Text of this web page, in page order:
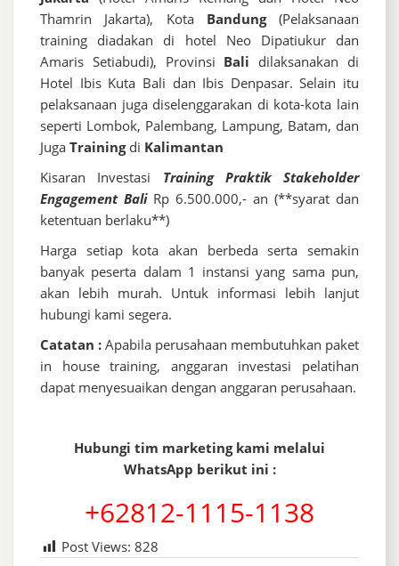
Thamrin Jakarta), Kota Bandung(Pelaksanaan
training diadakan di hotel Neo Dipatiukur dan
Amaris Setiabudi), Provinsi Bali dilaksanakan di
Hotel Ibis Kuta Bali dan Ibis Denpasar. Selain itu
pelaksanaan juga diselenggarakan di kota-kota lain
seperti Lombok, Palembang, Lampung, Batam, dan
Juga Trainingdi Kalimantan
Kisaran Investasi
Training Praktik Stakeholder
Engagement Bali Rp 6.500.000,- an (**syarat dan
ketentuan berlaku**)
Harga setiap kota akan berbeda serta semakin
banyak peserta dalam 1 instansi yang sama pun,
akan lebih murah. Untuk informasi lebih lanjut
hubungi kami segera.
Catatan : Apabila perusahaan membutuhkan paket
in house training, anggaran investasi pelatihan
dapat menyesuaikan dengan anggaran perusahaan.
Hubungi tim marketing kami melalui
WhatsApp berikut ini :
+62812-1115-1138
Post Views: 828